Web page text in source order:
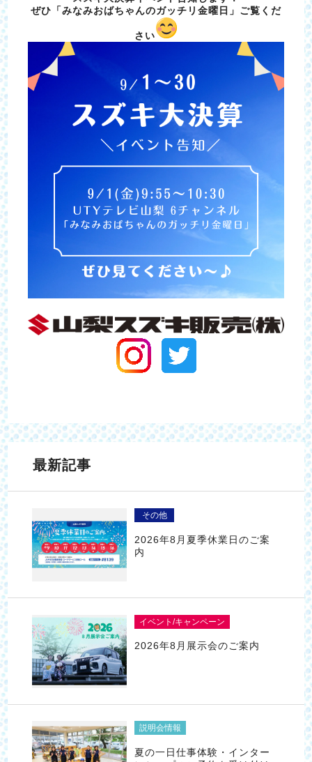
ぜひ「みなみおばちゃんのガッチリ金曜日」ご覧くだ
さい
最新記事
その他
2026年8月夏季休業日のご案
内
イベント/キャンペーン
2026年8月展示会のご案内
説明会情報
夏の一日仕事体験・インター